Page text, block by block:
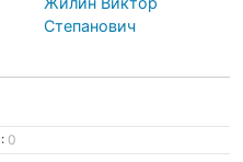
Степанович
: 0